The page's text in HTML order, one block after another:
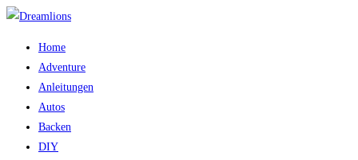
Zum
springen
Home
Adventure
Anleitungen
Autos
Backen
DIY